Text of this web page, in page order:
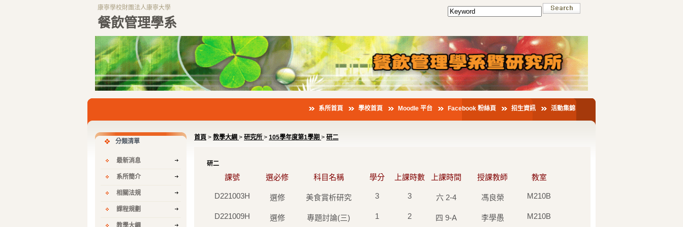
餐飲管理學系
康寧學校財團法人康寧大學
系所首頁 學校首頁 Moodle 平台 Facebook 粉絲頁 招生資訊 活動集錦
分類清單
最新消息
系所簡介
相關法規
課程規劃
教學大綱
首頁 > 教學大綱 > 研究所 > 105學年度第1學期 > 研二
研二
課號 選必修 科目名稱 學分 上課時數 上課時間 授課教師 教室
D221003H 選修 美食賞析研究 3 3 六 2-4 馮良榮 M210B
D221009H 選修 專題討論(三) 1 2 四 9-A 李學愚 M210B